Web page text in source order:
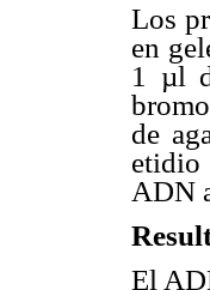
Los
en
1 µl
de
etidio
ADN
El